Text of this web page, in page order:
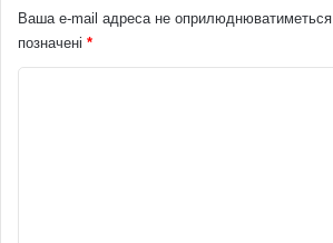
Ваша e-mail адреса не оприлюднюватиметься.
позначені *